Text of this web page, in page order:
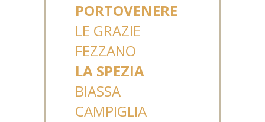
PORTOVENERE
LE GRAZIE
FEZZANO
LA SPEZIA
BIASSA
CAMPIGLIA